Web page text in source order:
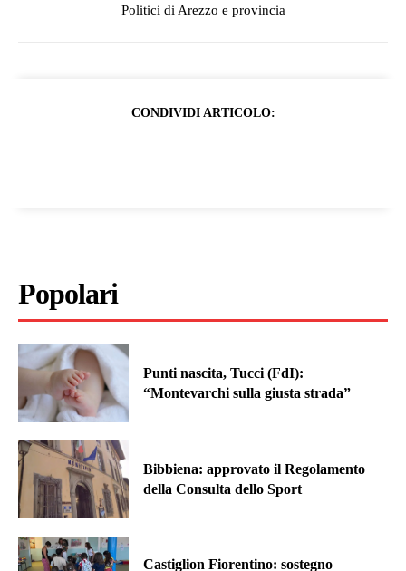
Politici di Arezzo e provincia
CONDIVIDI ARTICOLO:
Popolari
Punti nascita, Tucci (FdI):
“Montevarchi sulla giusta strada”
Bibbiena: approvato il Regolamento
della Consulta dello Sport
Castiglion Fiorentino: sostegno